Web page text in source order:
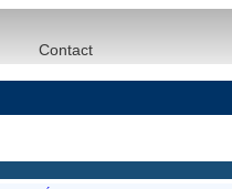
Contact